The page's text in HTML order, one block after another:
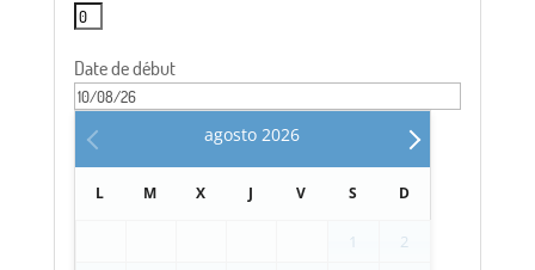
Date de début
agosto 2026
L M X J V S D
1
2